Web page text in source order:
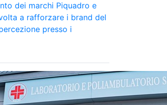
dei marchi Piquadro e
a rafforzare i brand del
presso i